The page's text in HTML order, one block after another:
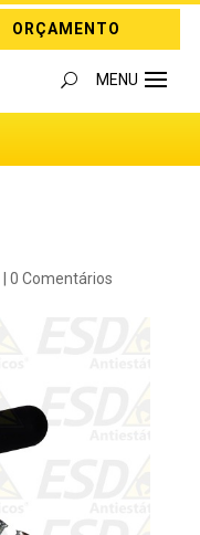
ORÇAMENTO
| 0 Comentários